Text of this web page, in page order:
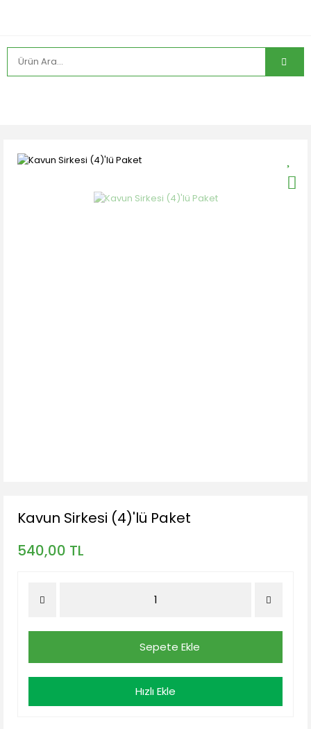
Kavun Sirkesi (4)'lü Paket
540,00 TL
Sepete Ekle
Hızlı Ekle